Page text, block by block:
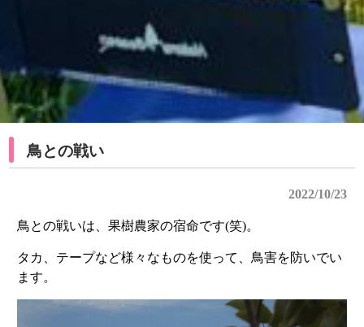
鳥との戦い
2022/10/23
鳥との戦いは、果樹農家の宿命です(笑)。
タカ、テープなど様々なものを使って、鳥害を防いでい
ます。